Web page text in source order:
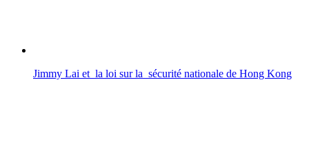
Jimmy Lai et la loi sur la sécurité nationale de Hong Kong